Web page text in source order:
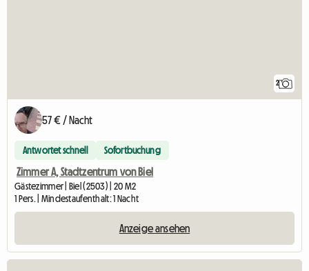
2
57 € / Nacht
Antwortet schnell Sofortbuchung
Zimmer A, Stadtzentrum von Biel
Gästezimmer | Biel (2503) | 20 M2
1 Pers. | Mindestaufenthalt: 1 Nacht
Anzeige ansehen